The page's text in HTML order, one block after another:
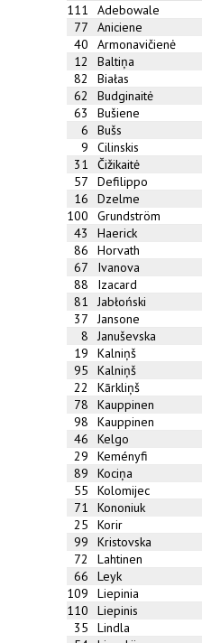
111
Adebowale
77
Aniciene
40
Armonavičienė
12
Baltiņa
82
Białas
62
Budginaitė
63
Bušiene
6
Bušs
9
Cilinskis
31
Čižikaitė
57
Defilippo
16
Dzelme
100
Grundström
43
Haerick
86
Horvath
67
Ivanova
88
Izacard
81
Jabłoński
37
Jansone
8
Januševska
19
Kalniņš
95
Kalniņš
22
Kārkliņš
78
Kauppinen
98
Kauppinen
46
Kelgo
29
Keményfi
89
Kociņa
55
Kolomijec
71
Kononiuk
25
Korir
99
Kristovska
72
Lahtinen
66
Leyk
109
Liepinia
110
Liepinis
35
Lindla